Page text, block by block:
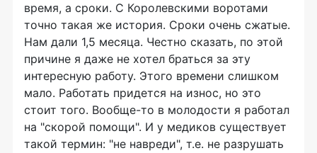
время, а сроки. С Королевскими воротами
точно такая же история. Сроки очень сжатые.
Нам дали 1,5 месяца. Честно сказать, по этой
причине я даже не хотел браться за эту
интересную работу. Этого времени слишком
мало. Работать придется на износ, но это
стоит того. Вообще-то в молодости я работал
на "скорой помощи". И у медиков существует
такой термин: "не навреди", т.е. не разрушать